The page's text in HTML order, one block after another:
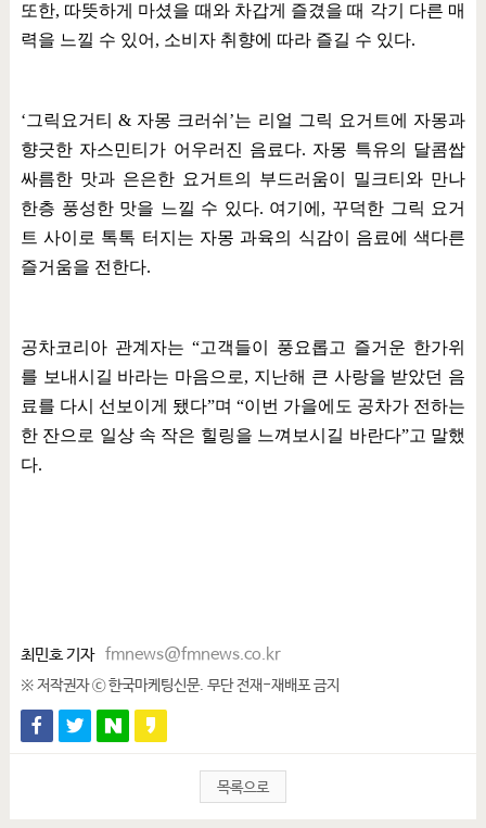
또한, 따뜻하게 마셨을 때와 차갑게 즐겼을 때 각기 다른 매
력을 느낄 수 있어 , 소비자 취향에 따라 즐길 수 있다.
‘그릭요거티& 자몽 크러쉬 ’는 리얼 그릭 요거트에 자몽과
향긋한 자스민티가 어우러진 음료다. 자몽 특유의 달콤쌉
싸름한 맛과 은은한 요거트의 부드러움이 밀크티와 만나
한층 풍성한 맛을 느낄 수 있다. 여기에 , 꾸덕한 그릭 요거
트 사이로 톡톡 터지는 자몽 과육의 식감이 음료에 색다른
즐거움을 전한다.
공차코리아 관계자는 “고객들이 풍요롭고 즐거운 한가위
를 보내시길 바라는 마음으로, 지난해 큰 사랑을 받았던 음
료를 다시 선보이게 됐다”며“이번 가을에도 공차가 전하는
한 잔으로 일상 속 작은 힐링을 느껴보시길 바란다”고 말했
다.
최민호 기자 fmnews@fmnews.co.kr
※ 저작권자 ⓒ 한국마케팅신문. 무단 전재-재배포 금지
목록으로